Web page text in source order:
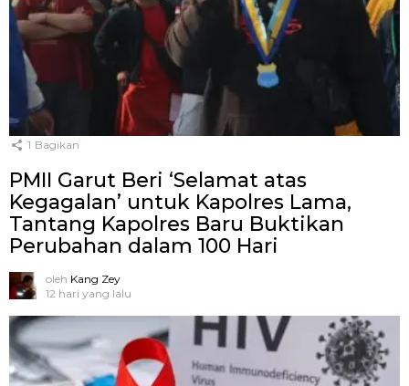
1 Bagikan
PMII Garut Beri ‘Selamat atas
Kegagalan’ untuk Kapolres Lama,
Tantang Kapolres Baru Buktikan
Perubahan dalam 100 Hari
oleh Kang Zey
12 hari yang lalu